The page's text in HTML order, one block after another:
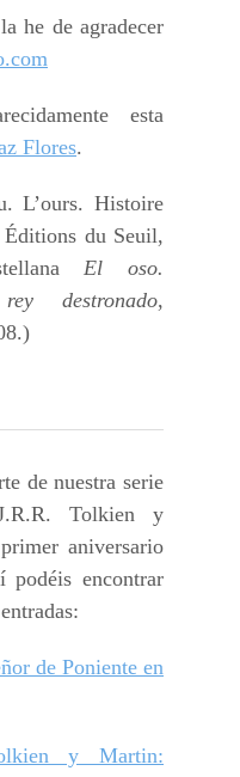
he de agradecer
esta
Flores.
L’ours. Histoire
du Seuil,
El oso.
destronado,
de nuestra serie
Tolkien y
aniversario
podéis encontrar
de Poniente en
y Martin: